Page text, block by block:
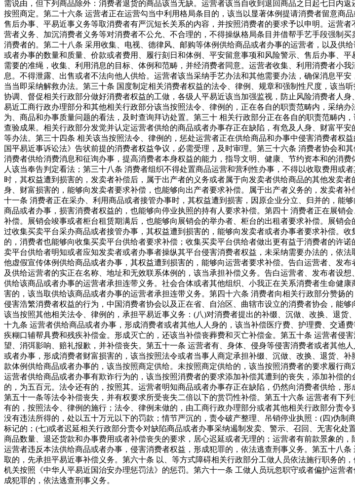
需说由，但下列商品除外：消费者退货的商品该当无缺。运营者该当自收到退回商品之日起七日内
按照商定。第二十六条 运营者正在运营勾当中利用格局条目的，该当以显著体例提请消费者留意商
售后办事、平易近事义务等取消费者有严沉短长关系的内容，并按照消费者的要求予以申明。运营
营者义务、加沉消费者义务等对消费者不公允、不合理的，不得操纵格局条目并借帮手艺手段强制
消费者的。第二十八条 采用收集、电视、德律风、邮购等体例供给商品或者办事的运营者，以及供
或者办事的数量和质量、价款或者费用、履行刻日和体例、平安留意事项和风险警示、售后办事、
需要的准绳，收集、利用消息的目标、体例和范畴，并经消费者同意。运营者收集、利用消费者小
息。不得泄露、出售或者不法向他人供给。运营者该当采纳手艺办法和其他需要办法，确保消息平
当当即采纳解救办法。第三十条 国度制定相关消费者权益的法令、律例、规章和强制性尺度，该当
协调、督促相关行政部分做好消费者权益的工做，各级人平易近该当加强监视，防止风险消费者人
易近工商行政办理部分和其他相关行政部分该当按照法令、律例的，正在各自的职责范畴内，采纳
为、商品和办事质量问题的看法，及时查询拜访处置。第三十 相关行政部分正在各自的职责范畴内
查验成果。相关行政部分发觉并认定运营者供给的商品或者办事存正在缺陷，有危及人身、财富平
等办法。第三十四条 相关该当按照法令、律例的，惩处运营者正在供给商品和办事中侵害消费者权
国平易近事诉讼法》告状前提的消费者权益争议，必需受理，及时审理。第三十六条 消费者协会和
消费者供给消费消息和征询办事，提高消费者本身权益的能力，指导文明、健康、节约资本和的消
人该当奉告判定看法；第三十八条 消费者组织不得处置商品运营和营利性办事，不得以收取费用或
时，其权益遭到损害的，发卖者补偿后，属于出产者的义务或者属于向发卖者供给商品的其他发卖
身、财富损害的，能够向发卖者要求补偿，也能够向出产者要求补偿。属于出产者义务的，发卖者
十一条 消费者正在采办、利用商品或者接管办事时，其权益遭到损害，因原企业分立、归并的，能
商品或者办事，损害消费者权益的，也能够向停业执照的持有人要求补偿。第四十 消费者正在展销
补偿。展销会竣事或者柜台租赁期满后，也能够向展销会的举办者、柜台的出租者要求补偿。展销
过收集买卖平台采办商品或者接管办事，其权益遭到损害的，能够向发卖者或者办事者要求补偿。
的，消费者也能够向收集买卖平台供给者要求补偿；收集买卖平台供给者做出更有益于消费者的许
卖平台供给者明知或者应知发卖者或者办事者操纵其平台侵害消费者权益，未采纳需要办法的，依
他虚假宣传体例供给商品或者办事，其权益遭到损害的，能够向运营者要求补偿。告白运营者、发
及供给运营者的实正在名称、地址和无效联系体例的，该当承担补偿义务。告白运营者、发布者设
供给该商品或者办事的运营者承担连带义务。社会合体或者其他组织、小我正在关系消费者生命健
害的，该当取供给该商品或者办事的运营者承担连带义务。第四十六条 消费者向相关行政部分赞扬
侵害浩繁消费者权益的行为，中国消费者协会以及正在省、自治区、曲辖市设立的消费者协会，能
该当按照其他相关法令、律例的，承担平易近事义务：(八)对消费者提出的补缀、沉做、改换、退
十九条 运营者供给商品或者办事，形成消费者或者其他人人身的，该当补偿医疗费、护理费、交通
疾糊口辅帮具费和残疾补偿金。形成灭亡的，还该当补偿丧葬费和灭亡补偿金。第五十条 运营者侵
望、消弭影响、赔礼报歉，并补偿丧失。第五十一条 运营者有、身体、侵身等侵害消费者或者其他
或者办事，形成消费者财富损害的，该当按照法令或者当事人商定承担补缀、沉做、改换、退货、
款体例供给商品或者办事的，该当按照商定供给。未按照商定供给的，该当按照消费者的要求履行
运营者供给商品或者办事有欺诈行为的，该当按照消费者的要求添加补偿其遭到的丧失，添加补偿
的，为五百元。法令还有的，按照其。运营者明知商品或者办事存正在缺陷，仍然向消费者供给，
第五十一条等法令补偿丧失，并有权要求所受丧失二倍以下的赏罚性补偿。第五十六条 运营者有下
有的，按照法令、律例的施行；法令、律例未做的，由工商行政办理部分或者其他相关行政部分责
没有违法所得的，处以五十万元以下的罚款；情节严沉的，责令破产整理、吊销停业执照：(四)伪
标记的；(七)或者迟延相关行政部分责令对缺陷商品或者办事采纳遏制发卖、警示、召回、无害化
商品数量、退还货款和办事费用或者补偿丧失的要求，居心迟延或者无理的；运营者有前款景象的
运营者违反本法供给商品或者办事，侵害消费者权益，形成犯罪的，依法逃查刑事义务。第五十八
取的，先承担平易近事补偿义务。第六十条 以、等方式障碍相关行政部分工做人员依法施行职务的
机关按照《中华人平易近国治安办理惩罚法》的惩罚。第六十一条 工做人员玩忽职守或者偏护运营
成犯罪的，依法逃查刑事义务。